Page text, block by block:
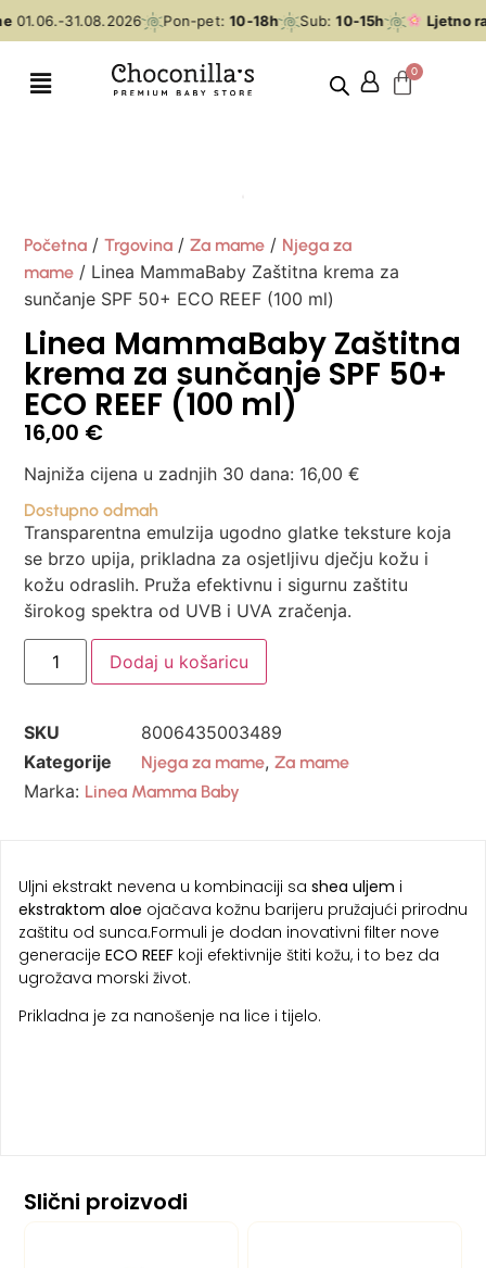
01.06.-31.08.2026 Pon-pet: 10-18h Sub: 10-15h Ljetno
Početna /Trgovina /Za mame / Njega za
mame / Linea MammaBaby Zaštitna krema za
sunčanje SPF 50+ ECO REEF (100 ml)
Linea MammaBaby Zaštitna
krema za sunčanje SPF 50+
ECO REEF (100 ml)
16,00 €
Najniža cijena u zadnjih 30 dana: 16,00€
Dostupno odmah
Transparentna emulzija ugodno glatke teksture koja
se brzo upija, prikladna za osjetljivu dječju kožu i
kožu odraslih. Pruža efektivnu i sigurnu zaštitu
širokog spektra od UVB i UVA zračenja.
Dodaj u košaricu
SKU
8006435003489
Kategorije
Njega za mame,Za mame
Marka: Linea Mamma Baby
Uljni ekstrakt nevena u kombinaciji sa shea uljem i
ekstraktom aloe ojačava kožnu barijeru pružajući prirodnu
zaštitu od sunca.Formuli je dodan inovativni filter nove
generacije ECO REEF koji efektivnije štiti kožu, i to bez da
ugrožava morski život.
Prikladna je za nanošenje na lice i tijelo.
Slični proizvodi